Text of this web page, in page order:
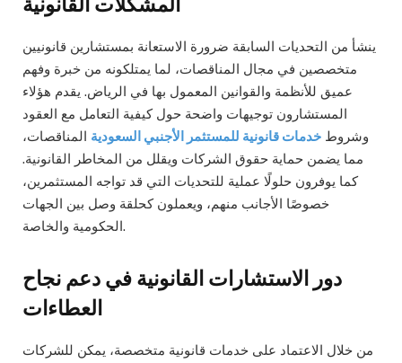
ينشأ من التحديات السابقة ضرورة الاستعانة بمستشارين قانونيين
متخصصين في مجال المناقصات، لما يمتلكونه من خبرة وفهم
عميق للأنظمة والقوانين المعمول بها في الرياض. يقدم هؤلاء
المستشارون توجيهات واضحة حول كيفية التعامل مع العقود
وشروط خدمات قانونية للمستثمر الأجنبي السعودية المناقصات،
مما يضمن حماية حقوق الشركات ويقلل من المخاطر القانونية.
كما يوفرون حلولًا عملية للتحديات التي قد تواجه المستثمرين،
خصوصًا الأجانب منهم، ويعملون كحلقة وصل بين الجهات
الحكومية والخاصة.
دور الاستشارات القانونية في دعم نجاح
العطاءات
من خلال الاعتماد على خدمات قانونية متخصصة، يمكن للشركات